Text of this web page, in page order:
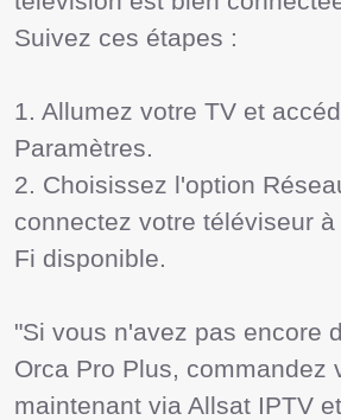
Suivez ces étapes :
1. Allumez votre TV et
Paramètres.
2. Choisissez l'option
connectez votre téléviseur
Fi disponible.
"Si vous n'avez pas encore
Orca Pro Plus, commandez
maintenant via Allsat IPTV